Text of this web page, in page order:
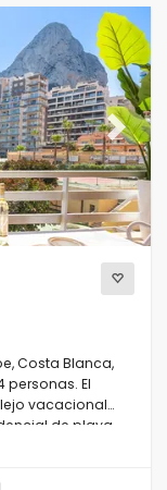
Next
Costa Blanca,
El
vacacional
de playa,
metros de la